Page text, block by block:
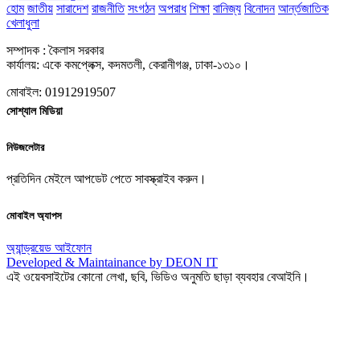
হোম জাতীয় সারাদেশ রাজনীতি সংগঠন অপরাধ শিক্ষা বানিজ্য বিনোদন আর্ন্তজাতিক
খেলাধুলা
সম্পাদক : কৈলাস সরকার
কার্যালয়: একে কমপ্লেক্স, কদমতলী, কেরানীগঞ্জ, ঢাকা-১৩১০।
মোবাইল: 01912919507
সোশ্যাল মিডিয়া
নিউজলেটার
প্রতিদিন মেইলে আপডেট পেতে সাবস্ক্রাইব করুন।
মোবাইল অ্যাপস
অ্যান্ড্রয়েড আইফোন
Developed & Maintainance by DEON IT
এই ওয়েবসাইটের কোনো লেখা, ছবি, ভিডিও অনুমতি ছাড়া ব্যবহার বেআইনি।